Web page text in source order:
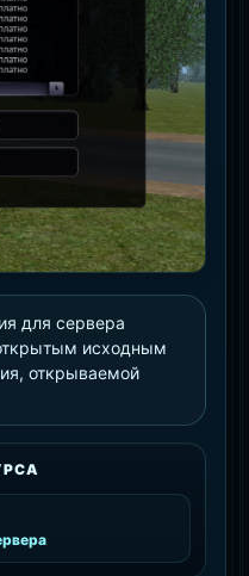
для сервера
исходным
открываемой